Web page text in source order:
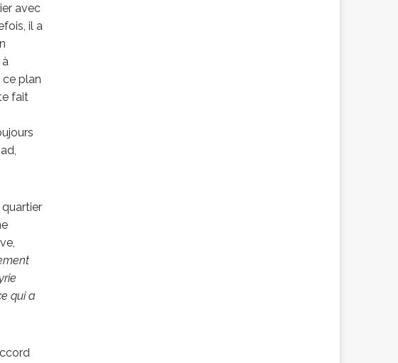
avec
il a
ce plan
fait
qui a